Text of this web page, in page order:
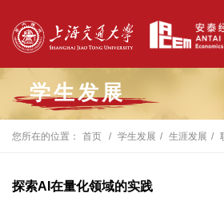
学生发展
您所在的位置： 首页 学生发展 生涯发展
探索AI在量化领域的实践